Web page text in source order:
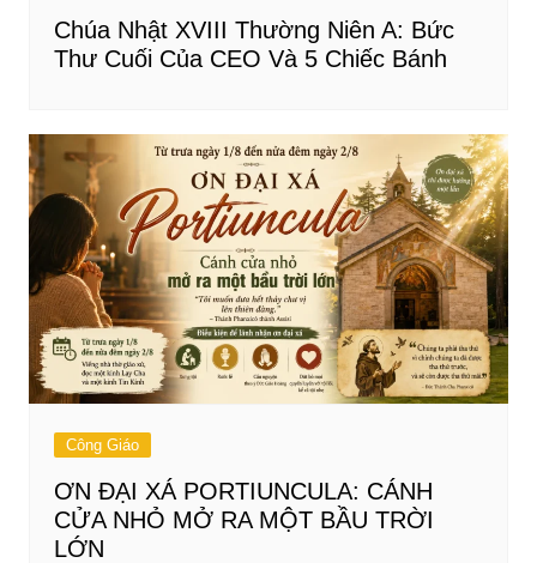
Chúa Nhật XVIII Thường Niên A: Bức
Thư Cuối Của CEO Và 5 Chiếc Bánh
Công Giáo
ƠN ĐẠI XÁ PORTIUNCULA: CÁNH
CỬA NHỎ MỞ RA MỘT BẦU TRỜI
LỚN